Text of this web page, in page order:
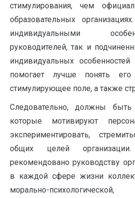
стимулирования, чем
образовательных
индивидуальными
руководителей, так и
индивидуальных
помогает лучше понять
стимулирующее поле, а также
Следовательно, должны
которые мотивируют
экспериментировать,
общих целей
рекомендовано руководству
в каждой сфере жизни
морально-психологической,